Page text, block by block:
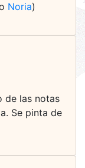
Noria)
de las notas
Se pinta de